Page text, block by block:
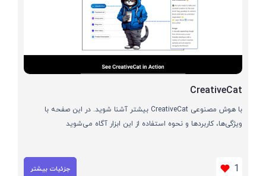
CreativeCat
با هوش مصنوعی CreativeCat بیشتر آشنا شوید. در این صفحه با
ویژگی‌ها، کاربردها و نحوه استفاده از این ابزار آگاه می‌شوید
1 جزئیات بیشتر